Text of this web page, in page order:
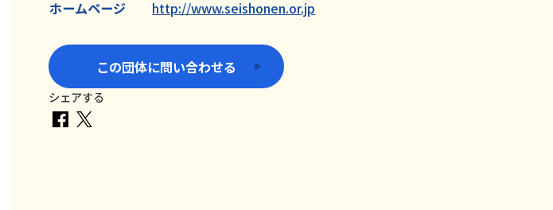
ホームページ
http://www.seishonen.or.jp
この団体に問い合わせる
シェアする